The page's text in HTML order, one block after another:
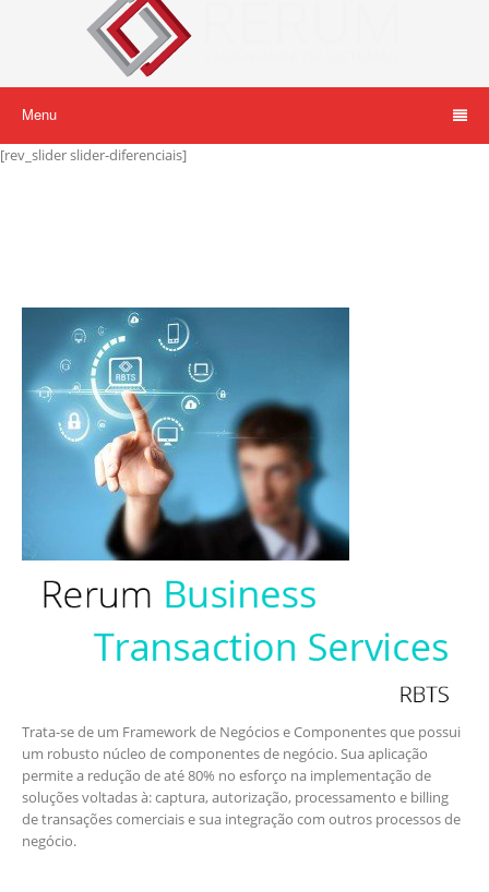
Menu
[rev_slider slider-diferenciais]
Trata-se de um Framework de Negócios e Componentes que possui
um robusto núcleo de componentes de negócio. Sua aplicação
permite a redução de até 80% no esforço na implementação de
soluções voltadas à: captura, autorização, processamento e billing
de transações comerciais e sua integração com outros processos de
negócio.